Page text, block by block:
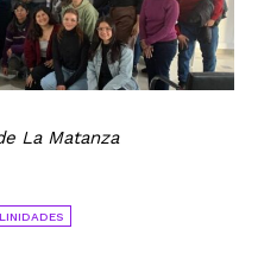
La Matanza